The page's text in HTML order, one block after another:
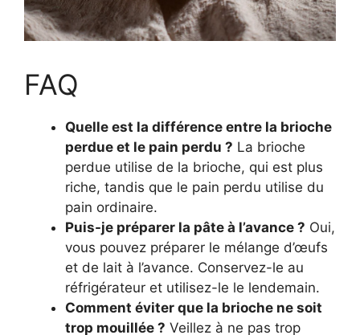
FAQ
Quelle est la différence entre la brioche
perdue et le pain perdu ? La brioche
perdue utilise de la brioche, qui est plus
riche, tandis que le pain perdu utilise du
pain ordinaire.
Puis-je préparer la pâte à l’avance ? Oui,
vous pouvez préparer le mélange d’œufs
et de lait à l’avance. Conservez-le au
réfrigérateur et utilisez-le le lendemain.
Comment éviter que la brioche ne soit
trop mouillée ? Veillez à ne pas trop